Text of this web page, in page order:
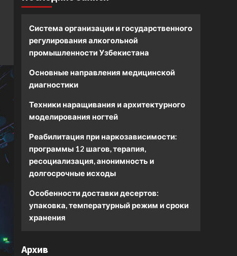
Система организации и государственного
регулирования алкогольной
промышленности Узбекистана
Основные направления медицинской
диагностики
Техники наращивания и архитектурного
моделирования ногтей
Реабилитация при наркозависимости:
программы 12 шагов, терапия,
ресоциализация, анонимность и
долгосрочные исходы
Особенности доставки десертов:
упаковка, температурный режим и сроки
хранения
Архив